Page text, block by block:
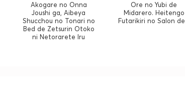
Akogare no Onna
Joushi ga, Aibeya
Shucchou no Tonari no
Bed de Zetsurin Otoko
ni Netorarete Iru
Ore no Yubi de
Midarero. Heitengo
Futarikiri no Salon